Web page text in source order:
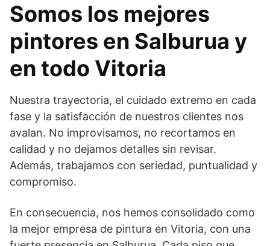
Somos los mejores
pintores en Salburua y
en todo Vitoria
Nuestra trayectoria, el cuidado extremo en cada
fase y la satisfacción de nuestros clientes nos
avalan. No improvisamos, no recortamos en
calidad y no dejamos detalles sin revisar.
Además, trabajamos con seriedad, puntualidad y
compromiso.
En consecuencia, nos hemos consolidado como
la mejor empresa de pintura en Vitoria, con una